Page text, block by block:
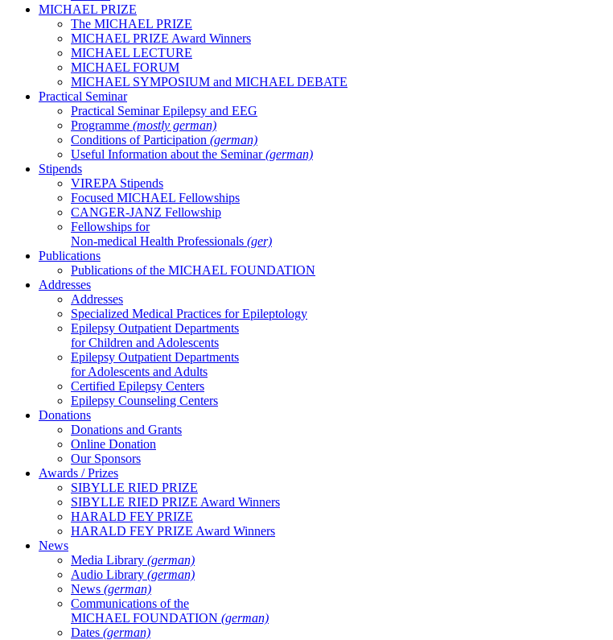
MICHAEL PRIZE
The MICHAEL PRIZE
MICHAEL PRIZE Award Winners
MICHAEL LECTURE
MICHAEL FORUM
MICHAEL SYMPOSIUM and MICHAEL DEBATE
Practical Seminar
Practical Seminar Epilepsy and EEG
Programme (mostly german)
Conditions of Participation (german)
Useful Information about the Seminar(german)
Stipends
VIREPA Stipends
Focused MICHAEL Fellowships
CANGER-JANZ Fellowship
Fellowships for
Non-medical Health Professionals (ger)
Publications
Publications of the MICHAEL FOUNDATION
Addresses
Addresses
Specialized Medical Practices for Epileptology
Epilepsy Outpatient Departments
for Children and Adolescents
Epilepsy Outpatient Departments
for Adolescents and Adults
Certified Epilepsy Centers
Epilepsy Counseling Centers
Donations
Donations and Grants
Online Donation
Our Sponsors
Awards / Prizes
SIBYLLE RIED PRIZE
SIBYLLE RIED PRIZE Award Winners
HARALD FEY PRIZE
HARALD FEY PRIZE Award Winners
News
Media Library (german)
Audio Library (german)
News (german)
Communications of the
MICHAEL FOUNDATION (german)
Dates (german)